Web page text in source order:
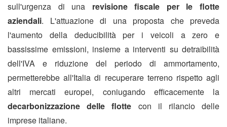
sull'urgenza di una revisione fiscale per le flotte
aziendali. L'attuazione di una proposta che preveda
l'aumento della deducibilità per i veicoli a zero e
bassissime emissioni, insieme a interventi su detraibilità
dell'IVA e riduzione del periodo di ammortamento,
permetterebbe all'Italia di recuperare terreno rispetto agli
altri mercati europei, coniugando efficacemente la
decarbonizzazione delle flotte con il rilancio delle
imprese italiane.